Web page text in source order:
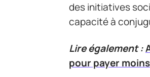
des initiatives
capacité à
Lire également :
pour payer